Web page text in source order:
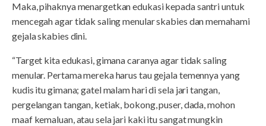
Maka, pihaknya menargetkan edukasi kepada santri untuk
mencegah agar tidak saling menular skabies dan memahami
gejala skabies dini.
“Target kita edukasi, gimana caranya agar tidak saling
menular. Pertama mereka harus tau gejala temennya yang
kudis itu gimana; gatel malam hari di sela jari tangan,
pergelangan tangan, ketiak, bokong, puser, dada, mohon
maaf kemaluan, atau sela jari kaki itu sangat mungkin